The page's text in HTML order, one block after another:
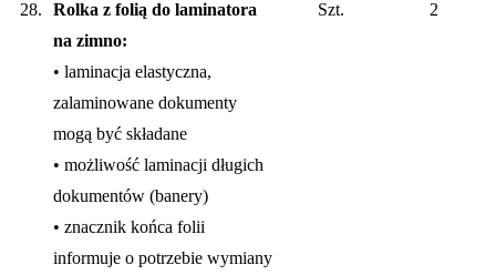
28.
Rolka z folią do laminatora
na zimno:
• laminacja elastyczna,
zalaminowane dokumenty
mogą być składane
• możliwość laminacji długich
dokumentów (banery)
• znacznik końca folii
informuje o potrzebie wymiany
Szt. 2